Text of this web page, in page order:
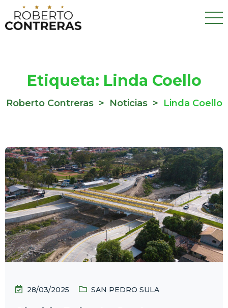
Etiqueta: Linda Coello
Roberto Contreras > Noticias > Linda Coello
28/03/2025 SAN PEDRO SULA